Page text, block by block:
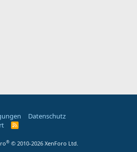
Datenschutz
R
® © 2010-2026 XenForo Ltd.